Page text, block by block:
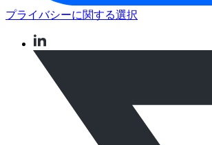
プライバシーに関する選択